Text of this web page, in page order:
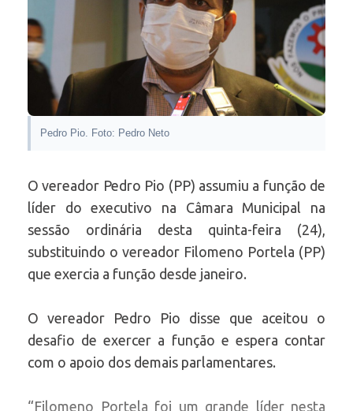
Pedro Pio. Foto: Pedro Neto
O vereador Pedro Pio (PP) assumiu a função de
líder do executivo na Câmara Municipal na
sessão ordinária desta quinta-feira (24),
substituindo o vereador Filomeno Portela (PP)
que exercia a função desde janeiro.
O vereador Pedro Pio disse que aceitou o
desafio de exercer a função e espera contar
com o apoio dos demais parlamentares.
“Filomeno Portela foi um grande líder nesta